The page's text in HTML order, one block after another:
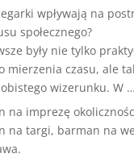
wpływają na
społecznego?
były nie tylko
mierzenia czasu, ale
wizerunku. W …
na imprezę
na targi, barman na